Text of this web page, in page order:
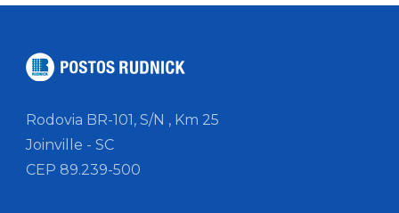
Rodovia BR-101, S/N , Km 25
Joinville - SC
CEP 89.239-500